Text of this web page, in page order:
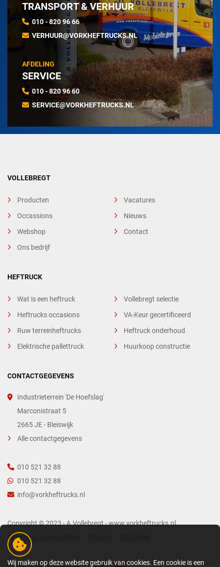
TRANSPORT & VERHUUR
010 - 820 96 66
VERHUUR@VORKHEFTRUCKS.NL
AFDELING
SERVICE
010 - 820 96 60
SERVICE@VORKHEFTRUCKS.NL
VOLLEBREGT
Producten
Occassions
Webshop
Ons bedrijf
Vacatures
Nieuws
Contact
HEFTRUCK
Wat is een heftruck
Heftrucks occasions
Ruw terreinheftrucks
Elektrische pallettruck
Vollebregt selectie
VA-Keur gecertificeerd
Heftruck onderhoud
Huurkoop constructie
CONTACTGEGEVENS
Industrieterrein 'De Hoefslag'
Marconistraat 5
2665 JE - Bleiswijk
Alle contactgegevens
010 521 32 88
010 521 32 88
info@vorkheftrucks.nl
Copyright © 2023 - A.Vollebregt - www.vorkheftrucks.nl
Algemene voorwaarden
Wij maken op deze website gebruik van cookies. Een cookie is een